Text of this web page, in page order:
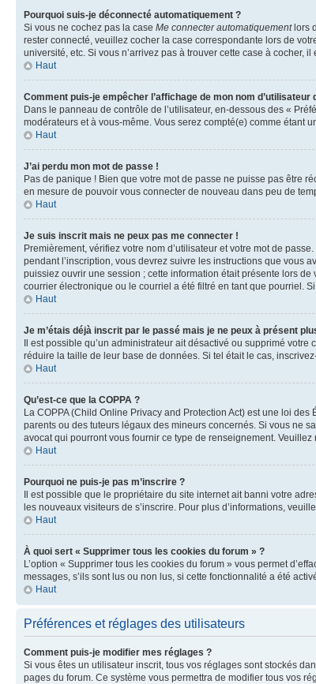
Pourquoi suis-je déconnecté automatiquement ?
Si vous ne cochez pas la case Me connecter automatiquementlors
rester connecté, veuillez cocher la case correspondante lors de
université, etc. Si vous n’arrivez pas à trouver cette case à cocher,
Haut
Comment puis-je empêcher l’affichage de mon nom
Dans le panneau de contrôle de l’utilisateur, en-dessous des «
modérateurs et à vous-même. Vous serez compté(e) comme étant
Haut
J’ai perdu mon mot de passe !
Pas de panique ! Bien que votre mot de passe ne puisse pas être
en mesure de pouvoir vous connecter de nouveau dans peu de
Haut
Je suis inscrit mais ne peux pas me connecter !
Premièrement, vérifiez votre nom d’utilisateur et votre mot de
pendant l’inscription, vous devrez suivre les instructions que vous
puissiez ouvrir une session ; cette information était présente lors
courrier électronique ou le courriel a été filtré en tant que pourriel.
Haut
Je m’étais déjà inscrit par le passé mais je ne peux à présent
Il est possible qu’un administrateur ait désactivé ou supprimé
réduire la taille de leur base de données. Si tel était le cas,
Haut
Qu’est-ce que la COPPA ?
La COPPA (Child Online Privacy and Protection Act) est une loi
parents ou des tuteurs légaux des mineurs concernés. Si vous ne
avocat qui pourront vous fournir ce type de renseignement.
Haut
Pourquoi ne puis-je pas m’inscrire ?
Il est possible que le propriétaire du site internet ait banni votre
les nouveaux visiteurs de s’inscrire. Pour plus d’informations,
Haut
À quoi sert « Supprimer tous les cookies du forum » ?
L’option « Supprimer tous les cookies du forum » vous permet
messages, s’ils sont lus ou non lus, si cette fonctionnalité a été
Haut
Préférences et réglages des utilisateurs
Comment puis-je modifier mes réglages ?
Si vous êtes un utilisateur inscrit, tous vos réglages sont stockés
pages du forum. Ce système vous permettra de modifier tous vos